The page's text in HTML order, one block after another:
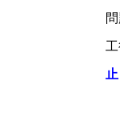
止